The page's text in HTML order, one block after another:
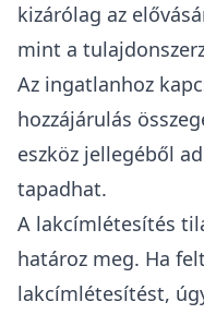
kizárólag az
mint a
Az ingatlanhoz
hozzájárulás
eszköz jellegéből
tapadhat.
A lakcímlétesítés
határoz meg. Ha
lakcímlétesítést,